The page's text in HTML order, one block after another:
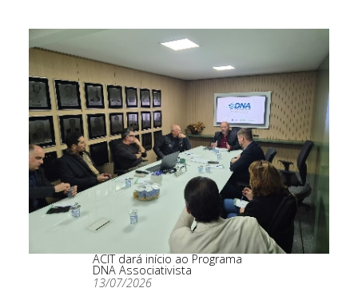
ACIT dará início ao Programa
DNA Associativista
13/07/2026